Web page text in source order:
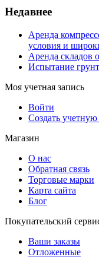
Недавнее
Аренда
условия и
Аренда складов
Испытание
Моя учетная запись
Войти
Создать учетную
Магазин
О нас
Обратная связь
Торговые марки
Карта сайта
Блог
Покупательский
Ваши заказы
Отложенные